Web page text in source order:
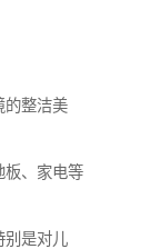
的整洁美
板、家电等
别是对儿